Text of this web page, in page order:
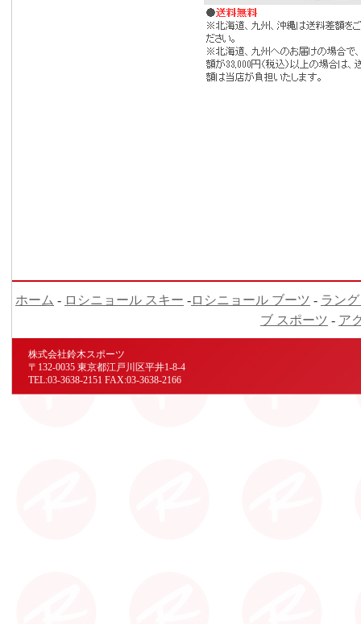
ホーム - ロシニョール スキー -ロシニョール ブーツ - ラン
ブ スポーツ - ア
株式会社鈴木スポーツ
〒132-0035 東京都江戸川区平井1-8-4
TEL:03-3638-2151 FAX:03-3638-2166